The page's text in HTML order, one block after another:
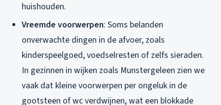
huishouden.
Vreemde voorwerpen: Soms belanden
onverwachte dingen in de afvoer, zoals
kinderspeelgoed, voedselresten of zelfs sieraden.
In gezinnen in wijken zoals Munstergeleen zien we
vaak dat kleine voorwerpen per ongeluk in de
gootsteen of wc verdwijnen, wat een blokkade